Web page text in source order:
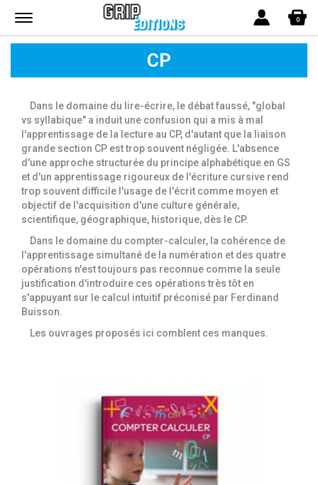
0
Menu
CP
Dans le domaine du lire-écrire, le débat faussé, "global
vs syllabique" a induit une confusion qui a mis à mal
l'apprentissage de la lecture au CP, d'autant que la liaison
grande section CP est trop souvent négligée. L'absence
d'une approche structurée du principe alphabétique en GS
et d'un apprentissage rigoureux de l'écriture cursive rend
trop souvent difficile l'usage de l'écrit comme moyen et
objectif de l'acquisition d'une culture générale,
scientifique, géographique, historique, dès le CP.
Dans le domaine du compter-calculer, la cohérence de
l'apprentissage simultané de la numération et des quatre
opérations n'est toujours pas reconnue comme la seule
justification d'introduire ces opérations très tôt en
s'appuyant sur le calcul intuitif préconisé par Ferdinand
Buisson.
Les ouvrages proposés ici comblent ces manques.